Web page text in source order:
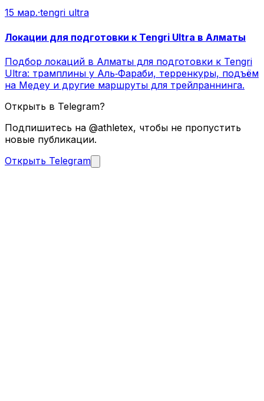
15 мар.·tengri ultra
Локации для подготовки к Tengri Ultra в Алматы
Подбор локаций в Алматы для подготовки к Tengri
Ultra: трамплины у Аль‑Фараби, терренкуры, подъём
на Медеу и другие маршруты для трейлраннинга.
Открыть в Telegram?
Подпишитесь на @athletex, чтобы не пропустить
новые публикации.
Открыть Telegram